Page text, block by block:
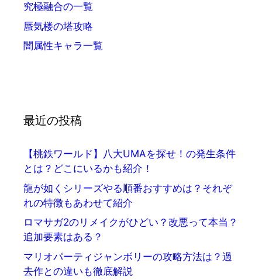
究極融合の一覧
蜃気楼の塔攻略
闇属性キャラ一覧
最近の投稿
【桃鉄ワールド】八大UMAを探せ！の発生条件
とは？どこにいるかも紹介！
龍が如くシリーズやる順番おすすめは？それぞ
れの特徴もあわせて紹介
ロマサガ2のリメイクがひどい？改悪って本当？
追加要素はある？
マリオパーティジャンボリーの攻略方法は？過
去作との違いも徹底解説